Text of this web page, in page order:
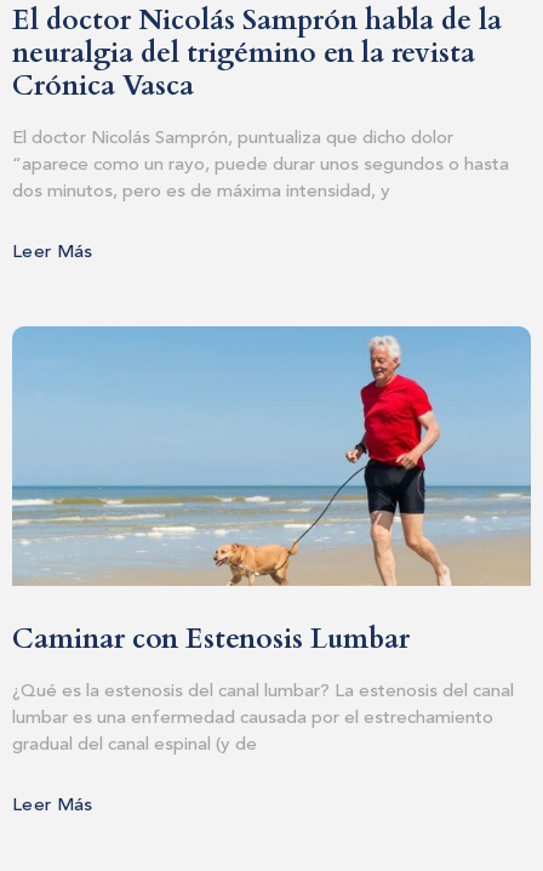
El doctor Nicolás Samprón habla de la
neuralgia del trigémino en la revista
Crónica Vasca
El doctor Nicolás Samprón, puntualiza que dicho dolor
“aparece como un rayo, puede durar unos segundos o hasta
dos minutos, pero es de máxima intensidad, y
Leer Más
Caminar con Estenosis Lumbar
¿Qué es la estenosis del canal lumbar? La estenosis del canal
lumbar es una enfermedad causada por el estrechamiento
gradual del canal espinal (y de
Leer Más